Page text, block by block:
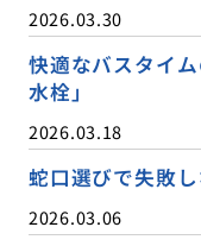
2026.03.30
快適なバスタイ
水栓」
2026.03.18
蛇口選びで失敗
2026.03.06